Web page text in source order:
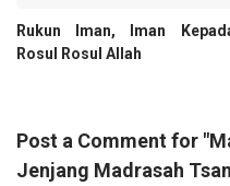
Rukun Iman, Iman
Rosul Rosul Allah
Post a Comment for
Jenjang Madrasah